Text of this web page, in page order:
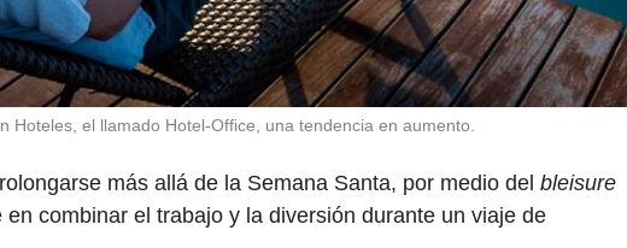
Hoteles, el llamado Hotel-Office, una tendencia en aumento.
más allá de la Semana Santa, por medio del bleisure
combinar el trabajo y la diversión durante un viaje de